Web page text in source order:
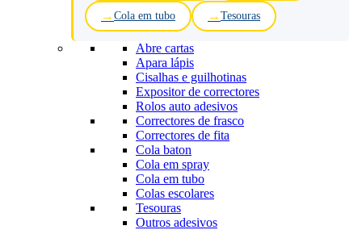
Cola em tubo Tesouras
Abre cartas
Apara lápis
Cisalhas e guilhotinas
Expositor de correctores
Rolos auto adesivos
Correctores de frasco
Correctores de fita
Cola baton
Cola em spray
Cola em tubo
Colas escolares
Tesouras
Outros adesivos